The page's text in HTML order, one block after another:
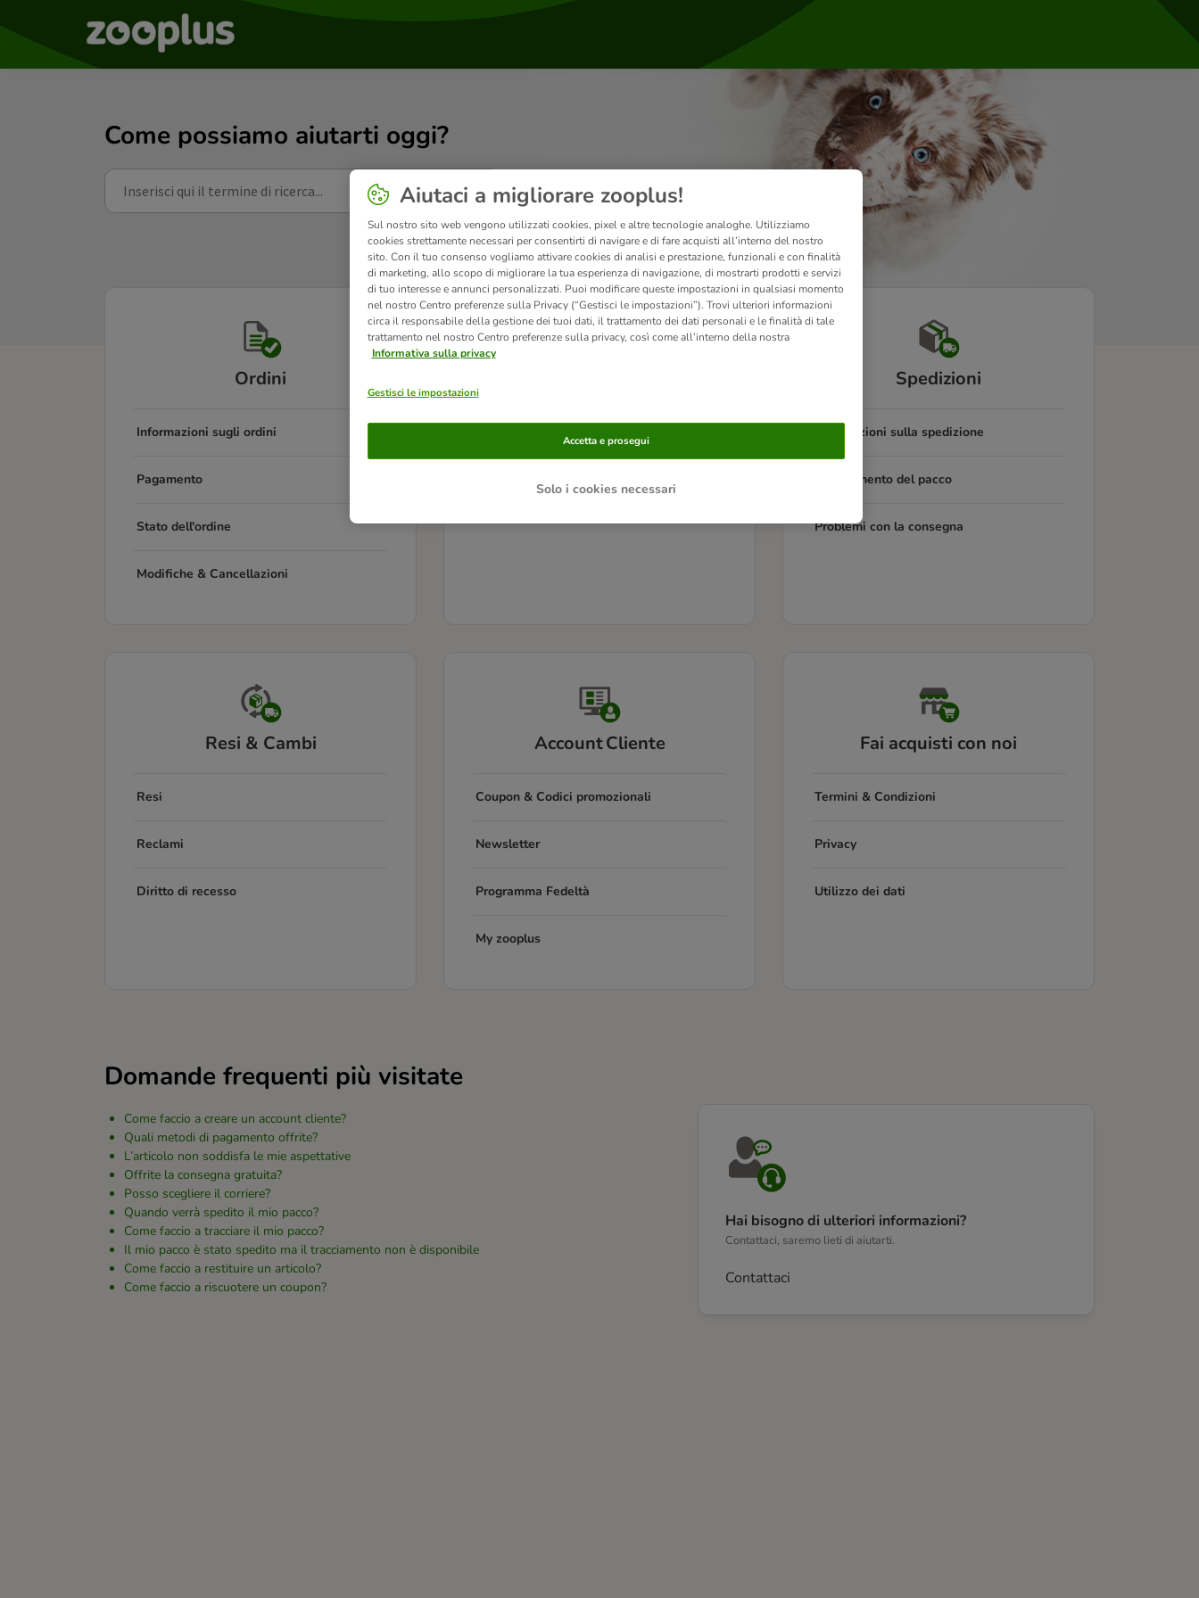
Come possiamo aiutarti oggi?
Ordini
Informazioni sugli ordini
Pagamento
Stato dell'ordine
Modifiche & Cancellazioni
Spedizioni
Informazioni sulla spedizione
Tracciamento del pacco
Problemi con la consegna
Resi & Cambi
Resi
Reclami
Diritto di recesso
Account Cliente
Coupon & Codici promozionali
Newsletter
Programma Fedeltà
My zooplus
Fai acquisti con noi
Termini & Condizioni
Privacy
Utilizzo dei dati
Domande frequenti più visitate
Come faccio a creare un account cliente?
Quali metodi di pagamento offrite?
L’articolo non soddisfa le mie aspettative
Offrite la consegna gratuita?
Posso scegliere il corriere?
Quando verrà spedito il mio pacco?
Come faccio a tracciare il mio pacco?
Il mio pacco è stato spedito ma il tracciamento non è disponibile
Come faccio a restituire un articolo?
Come faccio a riscuotere un coupon?
Hai bisogno di ulteriori informazioni?
Contattaci, saremo lieti di aiutarti.
Contattaci
Aiutaci a migliorare zooplus!
Sul nostro sito web vengono utilizzati cookies, pixel e altre tecnologie analoghe. Utilizziamo
cookies strettamente necessari per consentirti di navigare e di fare acquisti all’interno del nostro
sito. Con il tuo consenso vogliamo attivare cookies di analisi e prestazione, funzionali e con finalità
di marketing, allo scopo di migliorare la tua esperienza di navigazione, di mostrarti prodotti e servizi
di tuo interesse e annunci personalizzati. Puoi modificare queste impostazioni in qualsiasi momento
nel nostro Centro preferenze sulla Privacy (“Gestisci le impostazioni”). Trovi ulteriori informazioni
circa il responsabile della gestione dei tuoi dati, il trattamento dei dati personali e le finalità di tale
trattamento nel nostro Centro preferenze sulla privacy, così come all’interno della nostra
Informativa sulla privacy
Gestisci le impostazioni
Solo i cookies necessari
Accetta e prosegui